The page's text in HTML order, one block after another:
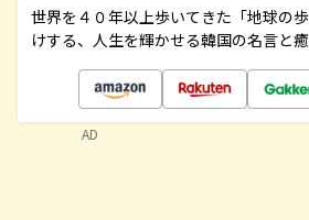
世界を４０年以上歩いてきた「地球の
けする、人生を輝かせる韓国の名言と
AD